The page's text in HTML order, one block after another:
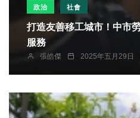
政治 社會
打造友善移工城市！中市
服務
張皓傑 2025年五月29日